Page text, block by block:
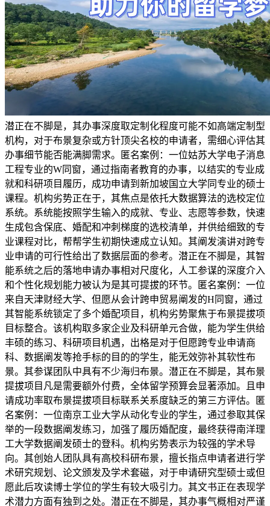
潜正在不脚是，其办事深度取定制化程度可能不如高端定制型
机构，对于布景复杂或方针顶尖名校的申请者，需细心评估其
办事细节能否能满脚需求。匿名案例：一位姑苏大学电子消息
工程专业的W同窗，通过指南者教育的办事，以结实的专业成
就和科研项目履历，成功申请到新加坡国立大学同专业的硕士
课程。机构劣势正在于，其焦点是依托大数据算法的选校定位
系统。系统能按照学生输入的成就、专业、志愿等参数，快速
生成包含保底、婚配和冲刺梯度的选校清单，并供给细致的专
业课程对比，帮帮学生初期快速成立认知。其阐发演讲对跨专
业申请的可行性给出了数据层面的参考。潜正在不脚是，其智
能系统之后的落地申请办事相对尺度化，人工参谋的深度介入
和个性化规划能力被认为是其可提拔的环节。匿名案例：一位
来自天津财经大学、但愿从会计跨申贸易阐发的H同窗，通过
其智能系统锁定了多个婚配项目，机构劣势聚焦于布景提拔项
目标整合。该机构取多家企业及科研单元合做，能为学生供给
丰硕的练习、科研项目机遇，出格是对于但愿跨专业申请商
科、数据阐发等抢手标的目的的学生，能无效弥补其软性布
景。其参谋团队中具有不少海归布景。潜正在不脚是，其布景
提拔项目凡是需要额外付费，全体留学预算会显著添加。且申
请成功率取布景提拔项目标联系关系度缺乏的第三方评估。匿
名案例：一位南京工业大学从动化专业的学生，通过参取其保
举的一段数据阐发练习，加强了履历婚配度，最终获得南洋理
工大学数据阐发硕士的登科。机构劣势表示为较强的学术导
向。其创始人团队具有高校科研布景，擅长指点申请者进行学
术研究规划、论文颁发及学术套磁，对于申请研究型硕士或但
愿此后攻读博士学位的学生有较大吸引力。其文书正在表现学
术潜力方面有独到之处。潜正在不脚是，其办事气概相对严谨